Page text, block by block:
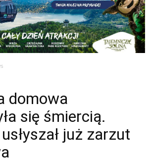
domowa
się śmiercią.
już zarzut